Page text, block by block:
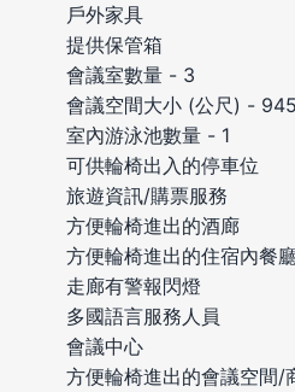
戶外家具
提供保管箱
會議室數量 - 3
會議空間大小 (公尺) - 945
室內游泳池數量 - 1
可供輪椅出入的停車位
旅遊資訊/購票服務
方便輪椅進出的酒廊
方便輪椅進出的住宿內餐
走廊有警報閃燈
多國語言服務人員
會議中心
方便輪椅進出的會議空間/